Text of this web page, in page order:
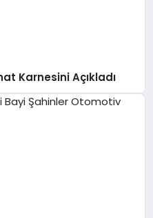
Karnesini Açıkladı